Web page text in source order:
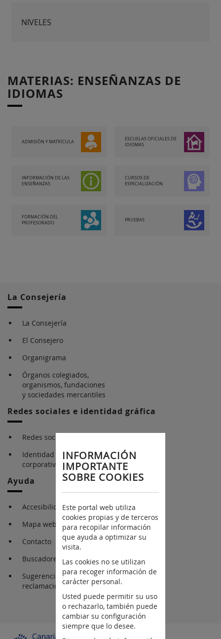
NIVELES
MATERIAS: ENSEÑANZAS DE
IDIOMAS
ADMISIÓN Y MATRÍCULA
ESCUELAS OFICIALES DE
IDIOMAS
INFORMACIÓN DE LAS
ENSEÑANZAS
CURSOS DE
ESPECIALIZACIÓN
FORMACIÓN DEL
PROFESORADO
PRUEBAS
La Consejería
La Consejería
El Consejero
Organigrama
Órganos colegiados,
organismos, fundaciones
y sociedades mercantiles
Redes sociales e identidad gráfica
Redes sociales
Identidad gráfica
corporativa
Ayuda
Accesibilidad
Mapa web
Contacto
Buscadores
Sugerencia y
reclamaciones
INFORMACIÓN
IMPORTANTE
SOBRE COOKIES
Este portal web utiliza
cookies propias y de terceros
para recopilar información
que ayuda a optimizar su
visita.
Las cookies no se utilizan
para recoger información de
carácter personal.
Usted puede permitir su uso
o rechazarlo, también puede
cambiar su configuración
siempre que lo desee.